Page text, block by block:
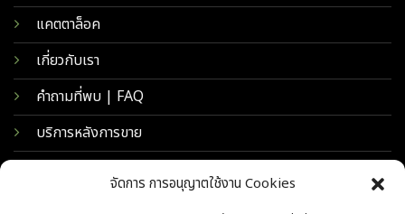
จัดการ การอนุญาตใช้งาน Cookies
แคตตาล็อค
เกี่ยวกับเรา
คำถามที่พบ | FAQ
บริการหลังการขาย